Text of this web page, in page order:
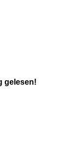
gelesen!